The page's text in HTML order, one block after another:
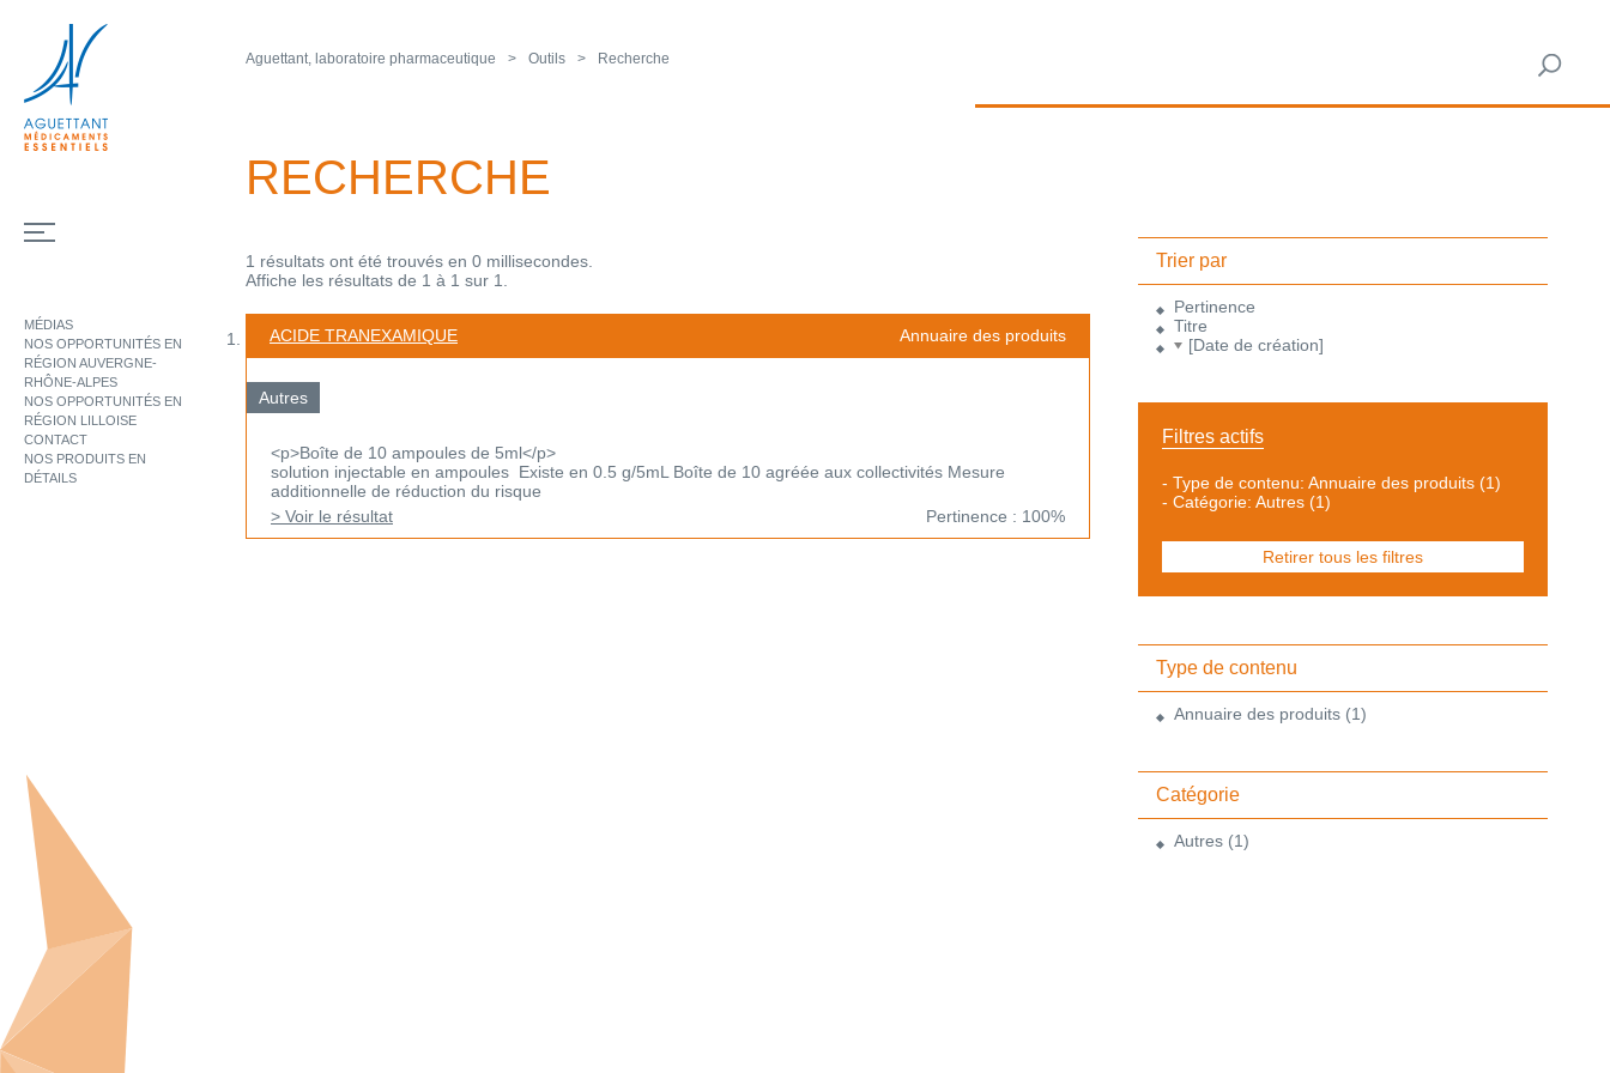
MÉDIAS
NOS OPPORTUNITÉS EN
RÉGION AUVERGNE-
RHÔNE-ALPES
NOS OPPORTUNITÉS EN
RÉGION LILLOISE
CONTACT
NOS PRODUITS EN
DÉTAILS
Aguettant, laboratoire pharmaceutique Outils Recherche
RECHERCHE
1 résultats ont été trouvés en 0 millisecondes.
Affiche les résultats de 1 à 1 sur 1.
ACIDE TRANEXAMIQUE Annuaire des produits
Autres
<p>Boîte de 10 ampoules de 5ml</p>
solution injectable en ampoules Existe en 0.5 g/5mL Boîte de 10 agréée aux collectivités Mesure
additionnelle de réduction du risque
> Voir le résultat
Pertinence : 100%
Trier par
Pertinence
Titre
[Date de création]
Filtres actifs
- Type de contenu: Annuaire des produits (1)
- Catégorie: Autres (1)
Retirer tous les filtres
Type de contenu
Annuaire des produits (1)
Catégorie
Autres (1)